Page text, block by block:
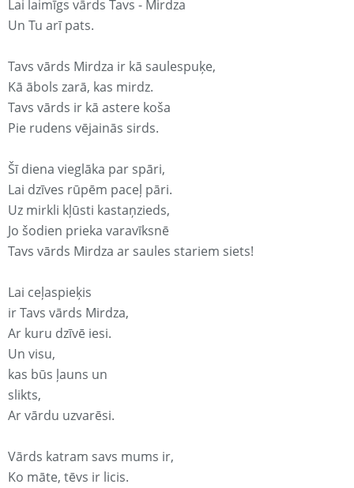
Lai laimīgs vārds Tavs - Mirdza
Un Tu arī pats.
Tavs vārds Mirdza ir kā saulespuķe,
Kā ābols zarā, kas mirdz.
Tavs vārds ir kā astere koša
Pie rudens vējainās sirds.
Šī diena vieglāka par spāri,
Lai dzīves rūpēm paceļ pāri.
Uz mirkli kļūsti kastaņzieds,
Jo šodien prieka varavīksnē
Tavs vārds Mirdza ar saules stariem siets!
Lai ceļaspieķis
ir Tavs vārds Mirdza,
Ar kuru dzīvē iesi.
Un visu,
kas būs ļauns un
slikts,
Ar vārdu uzvarēsi.
Vārds katram savs mums ir,
Ko māte, tēvs ir licis.